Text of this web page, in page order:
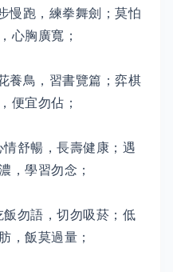
慢跑，練拳舞劍；莫怕
心胸廣寬；
養鳥，習書覽篇；弈棋
便宜勿佔；
舒暢，長壽健康；遇
，學習勿念；
勿語，切勿吸菸；低
，飯莫過量；